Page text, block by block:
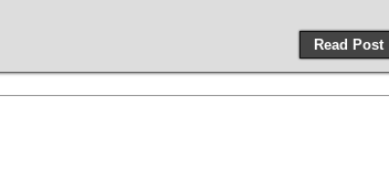
Read Post